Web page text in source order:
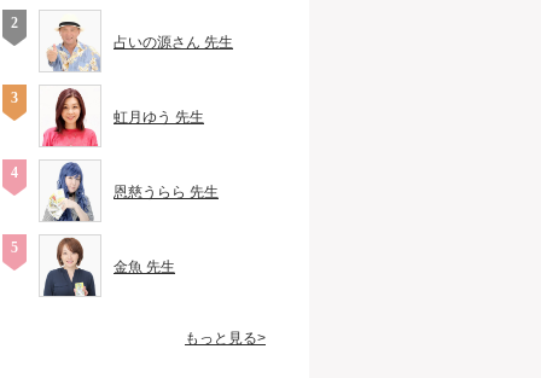
占いの源さん 先生
虹月ゆう 先生
恩慈うらら 先生
金魚 先生
もっと見る>